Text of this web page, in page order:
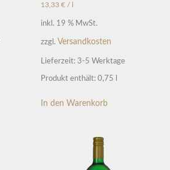
13,33€ /
inkl. 19 % MwSt.
zzgl. Versandkosten
Lieferzeit:3-5 Werktage
Produkt enthält: 0,75
In den Warenkorb